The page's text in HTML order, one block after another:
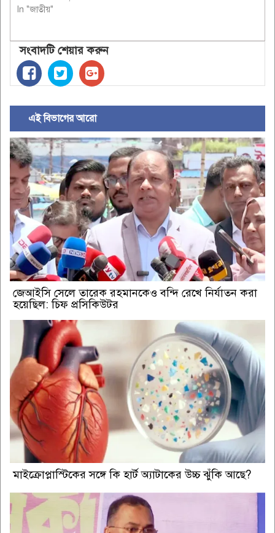
In "জাতীয়"
সংবাদটি শেয়ার করুন
এই বিভাগের আরো
জেআইসি সেলে তারেক রহমানকেও বন্দি রেখে নির্যাতন করা
হয়েছিল: চিফ প্রসিকিউটর
মাইক্রোপ্লাস্টিকের সঙ্গে কি হার্ট অ্যাটাকের উচ্চ ঝুঁকি আছে?